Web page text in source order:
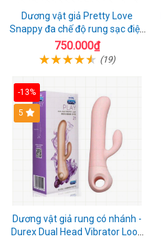
Dương vật giả Pretty Love
Snappy đa chế độ rung sạc điện
kích thích nữ
750.000₫
(19)
-13%
5
Dương vật giả rung có nhánh -
Durex Dual Head Vibrator Loop